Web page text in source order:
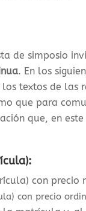
de simposio
. En los
textos de las
que para
que, en
con precio
con precio